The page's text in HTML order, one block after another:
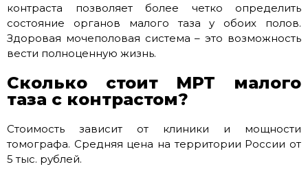
контраста позволяет более четко определить
состояние органов малого таза у обоих полов.
Здоровая мочеполовая система – это возможность
вести полноценную жизнь.
Сколько стоит МРТ малого
таза с контрастом?
Стоимость зависит от клиники и мощности
томографа. Средняя цена на территории России от
5 тыс. рублей.